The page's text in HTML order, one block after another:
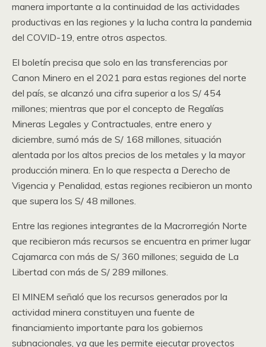
manera importante a la continuidad de las actividades
productivas en las regiones y la lucha contra la pandemia
del COVID-19, entre otros aspectos.
El boletín precisa que solo en las transferencias por
Canon Minero en el 2021 para estas regiones del norte
del país, se alcanzó una cifra superior a los S/ 454
millones; mientras que por el concepto de Regalías
Mineras Legales y Contractuales, entre enero y
diciembre, sumó más de S/ 168 millones, situación
alentada por los altos precios de los metales y la mayor
producción minera. En lo que respecta a Derecho de
Vigencia y Penalidad, estas regiones recibieron un monto
que supera los S/ 48 millones.
Entre las regiones integrantes de la Macrorregión Norte
que recibieron más recursos se encuentra en primer lugar
Cajamarca con más de S/ 360 millones; seguida de La
Libertad con más de S/ 289 millones.
El MINEM señaló que los recursos generados por la
actividad minera constituyen una fuente de
financiamiento importante para los gobiernos
subnacionales, ya que les permite ejecutar proyectos